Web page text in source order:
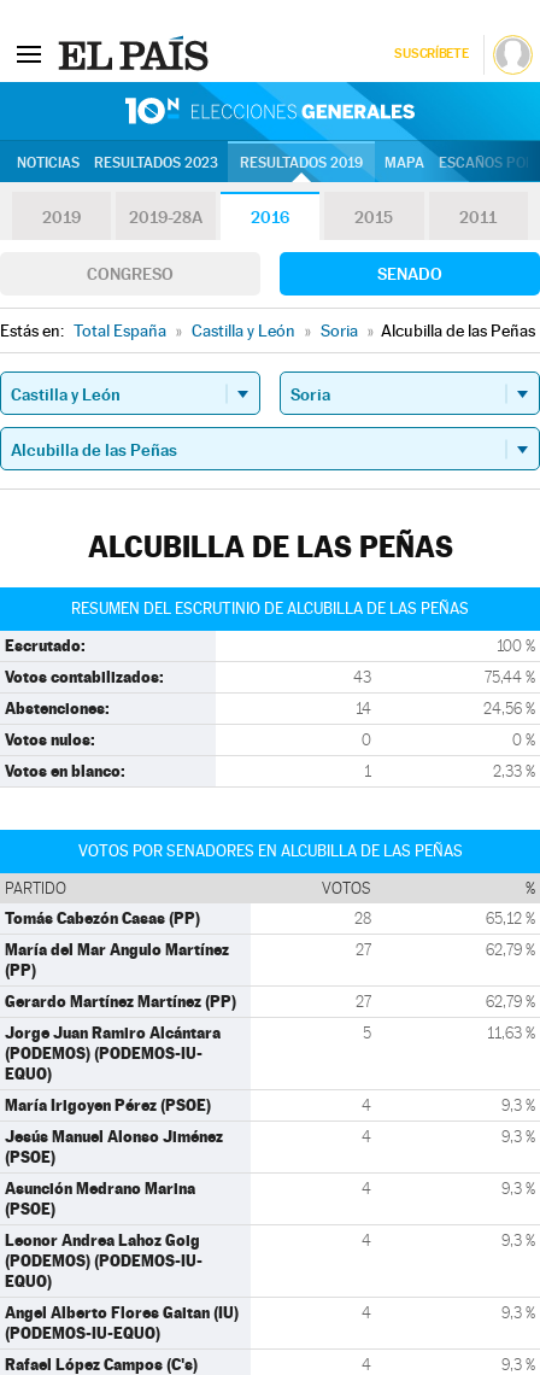
SUSCRÍBETE
NOTICIAS RESULTADOS 2023 RESULTADOS 2019 MAPA ESCAÑOS
2019 2019-28A 2016 2015 2011
CONGRESO SENADO
Estás en: Total España » Castilla y León » Soria » Alcubilla de las Peñas
ALCUBILLA DE LAS PEÑAS
RESUMEN DEL ESCRUTINIO DE ALCUBILLA DE LAS PEÑAS
Escrutado: 100 %
Votos contabilizados: 43 75,44 %
Abstenciones: 14 24,56 %
Votos nulos: 0 0 %
Votos en blanco: 1 2,33 %
VOTOS POR SENADORES EN ALCUBILLA DE LAS PEÑAS
PARTIDO VOTOS %
Tomás Cabezón Casas (PP) 28 65,12 %
María del Mar Angulo Martínez
(PP)
27 62,79 %
Gerardo Martínez Martínez (PP) 27 62,79 %
Jorge Juan Ramiro Alcántara
(PODEMOS) (PODEMOS-IU-
EQUO)
5 11,63 %
María Irigoyen Pérez (PSOE) 4 9,3 %
Jesús Manuel Alonso Jiménez
(PSOE)
4 9,3 %
Asunción Medrano Marina
(PSOE)
4 9,3 %
Leonor Andrea Lahoz Goig
(PODEMOS) (PODEMOS-IU-
EQUO)
4 9,3 %
Angel Alberto Flores Gaitan (IU)
(PODEMOS-IU-EQUO)
4 9,3 %
Rafael López Campos (C's) 4 9,3 %